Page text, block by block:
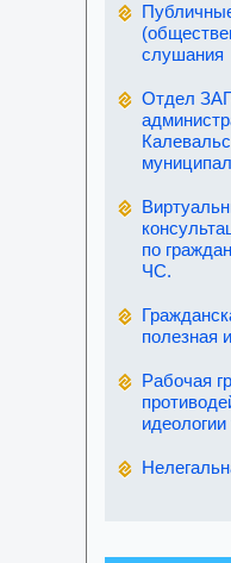
слушания
Отдел
по
ЧС.
полезная
Рабочая